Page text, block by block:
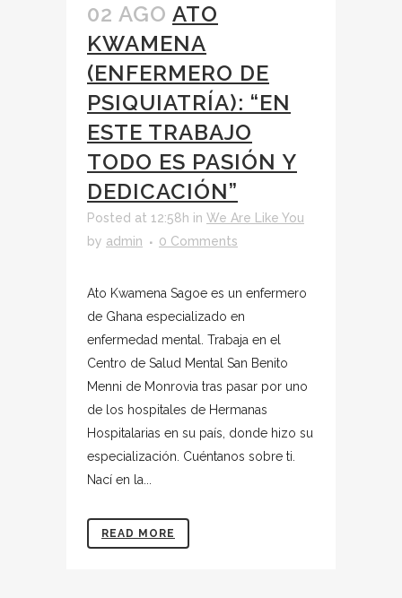
02 AGO ATO
KWAMENA
(ENFERMERO DE
PSIQUIATRÍA): “EN
ESTE TRABAJO
TODO ES PASIÓN Y
DEDICACIÓN”
Posted at 12:58h in We Are Like You
by admin 0 Comments
Ato Kwamena Sagoe es un enfermero
de Ghana especializado en
enfermedad mental. Trabaja en el
Centro de Salud Mental San Benito
Menni de Monrovia tras pasar por uno
de los hospitales de Hermanas
Hospitalarias en su país, donde hizo su
especialización. Cuéntanos sobre ti.
Nací en la...
READ MORE